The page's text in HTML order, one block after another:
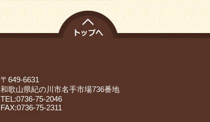
〒649-6631
和歌山県紀の川市名手市場736番地
TEL:0736-75-2046
FAX:0736-75-2311